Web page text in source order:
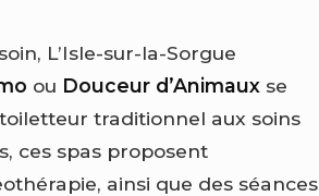
L’Isle-sur-la-Sorgue
ou Douceur d’Animaux se
traditionnel aux soins
ces spas proposent
ainsi que des séances